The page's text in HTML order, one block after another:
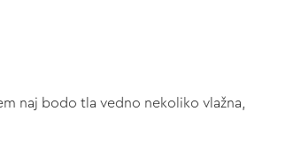
naj bodo tla vedno nekoliko vlažna,